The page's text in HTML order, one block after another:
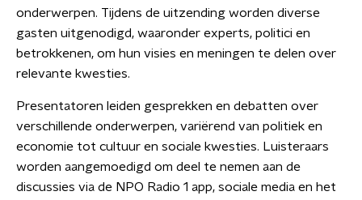
onderwerpen. Tijdens de uitzending worden diverse
gasten uitgenodigd, waaronder experts, politici en
betrokkenen, om hun visies en meningen te delen over
relevante kwesties.
Presentatoren leiden gesprekken en debatten over
verschillende onderwerpen, variërend van politiek en
economie tot cultuur en sociale kwesties. Luisteraars
worden aangemoedigd om deel te nemen aan de
discussies via de NPO Radio 1 app, sociale media en het